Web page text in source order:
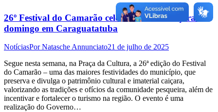
26º Festival do Camarão celebra cultura caiçara até
domingo em Caraguatatuba
NotíciasPorNatasche Annunciato21 de julho de 2025
Segue nesta semana, na Praça da Cultura, a 26ª edição do Festival
do Camarão – uma das maiores festividades do município, que
preserva e divulga o patrimônio cultural e imaterial caiçara,
valorizando as tradições e ofícios da comunidade pesqueira, além de
incentivar e fortalecer o turismo na região. O evento é uma
realização do Governo…